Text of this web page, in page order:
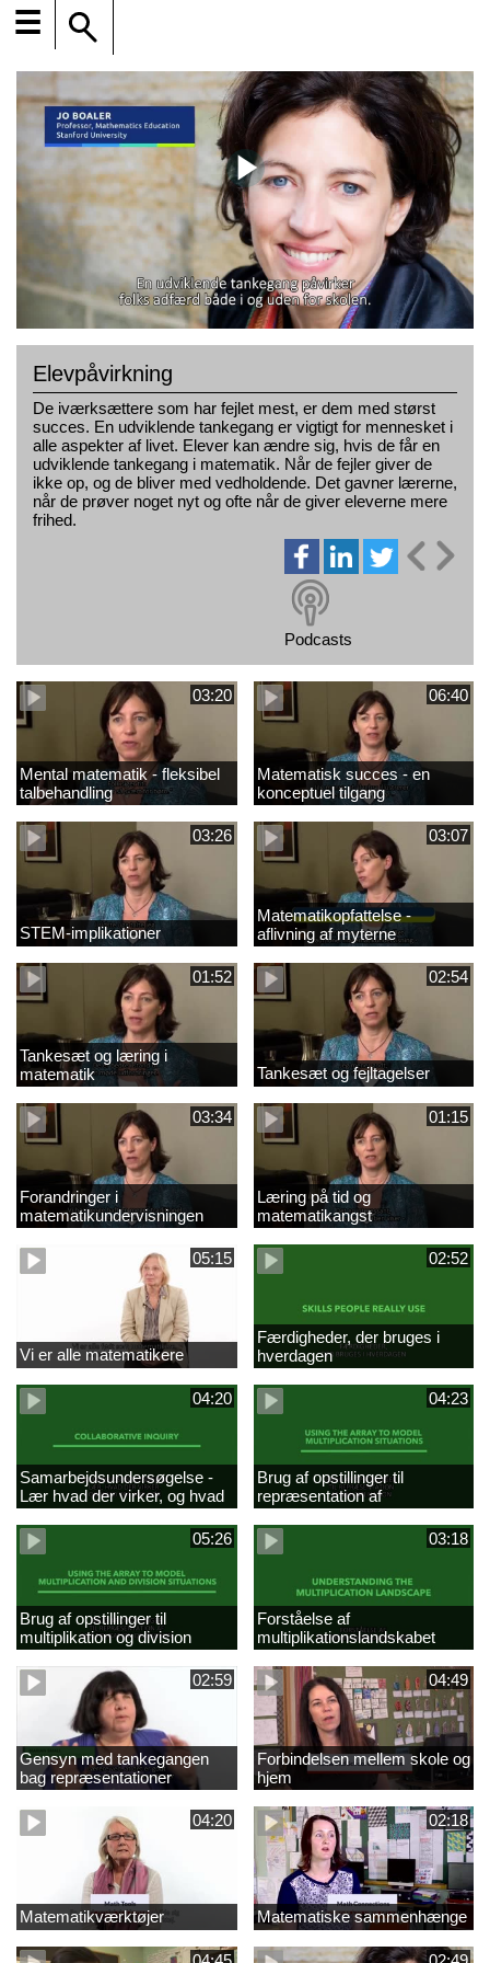
☰
Elevpåvirkning
De iværksættere som har fejlet mest, er dem med størst
succes. En udviklende tankegang er vigtigt for mennesket i
alle aspekter af livet. Elever kan ændre sig, hvis de får en
udviklende tankegang i matematik. Når de fejler giver de
ikke op, og de bliver med vedholdende. Det gavner lærerne,
når de prøver noget nyt og ofte når de giver eleverne mere
frihed.
Podcasts
03:20
Mental matematik - fleksibel
talbehandling
06:40
Matematisk succes - en
konceptuel tilgang
03:26
STEM-implikationer
03:07
Matematikopfattelse -
aflivning af myterne
01:52
Tankesæt og læring i
matematik
02:54
Tankesæt og fejltagelser
03:34
Forandringer i
matematikundervisningen
01:15
Læring på tid og
matematikangst
05:15
Vi er alle matematikere
02:52
Færdigheder, der bruges i
hverdagen
04:20
Samarbejdsundersøgelse -
Lær hvad der virker, og hvad
der ikke gør
04:23
Brug af opstillinger til
repræsentation af
multiplikationer
05:26
Brug af opstillinger til
multiplikation og division
03:18
Forståelse af
multiplikationslandskabet
02:59
Gensyn med tankegangen
bag repræsentationer
04:49
Forbindelsen mellem skole og
hjem
04:20
Matematikværktøjer
02:18
Matematiske sammenhænge